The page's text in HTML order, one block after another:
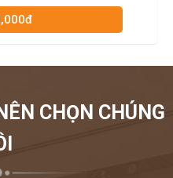
CHỌN CHÚNG